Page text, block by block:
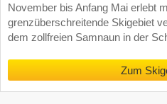
November bis Anfang Mai erlebt
grenzüberschreitende Skigebiet
dem zollfreien Samnaun in der
Zum